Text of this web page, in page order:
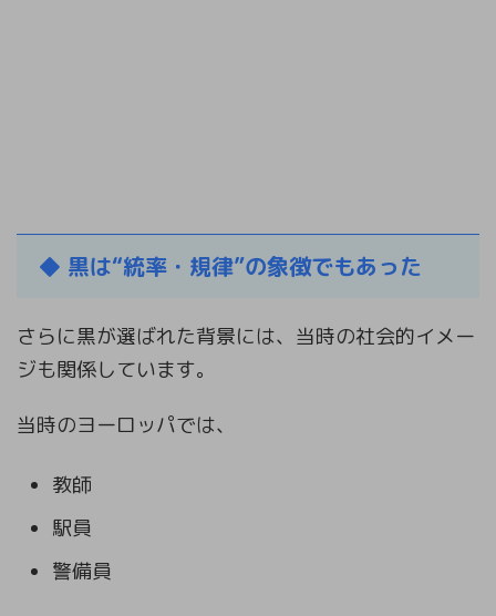
◆ 黒は“統率・規律”の象徴でもあった
さらに黒が選ばれた背景には、当時の社会的イメー
ジも関係しています。
当時のヨーロッパでは、
教師
駅員
警備員